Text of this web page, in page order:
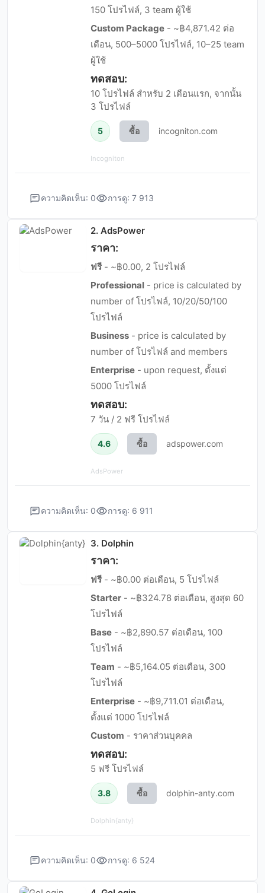
150 โปรไฟล์, 3 team ผู้ใช้
Custom Package - ~฿4,871.42 ต่อ
เดือน, 500–5000 โปรไฟล์, 10–25 team
ผู้ใช้
ทดสอบ:
10 โปรไฟล์ สำหรับ 2 เดือนแรก, จากนั้น
3 โปรไฟล์
5 ซื้อ incogniton.com
Incogniton
ความคิดเห็น: 0 การดู: 7 913
2. AdsPower
ราคา:
ฟรี- ~฿0.00, 2 โปรไฟล์
Professional - price is calculated by
number of โปรไฟล์, 10/20/50/100
โปรไฟล์
Business - price is calculated by
number of โปรไฟล์ and members
Enterprise - upon request, ตั้งแต่
5000 โปรไฟล์
ทดสอบ:
7 วัน / 2 ฟรี โปรไฟล์
4.6 ซื้อ adspower.com
AdsPower
ความคิดเห็น: 0 การดู: 6 911
3. Dolphin
ราคา:
ฟรี- ~฿0.00 ต่อเดือน, 5 โปรไฟล์
Starter - ~฿324.78 ต่อเดือน, สูงสุด 60
โปรไฟล์
Base - ~฿2,890.57 ต่อเดือน, 100
โปรไฟล์
Team - ~฿5,164.05 ต่อเดือน, 300
โปรไฟล์
Enterprise - ~฿9,711.01 ต่อเดือน,
ตั้งแต่ 1000 โปรไฟล์
Custom - ราคาส่วนบุคคล
ทดสอบ:
5 ฟรี โปรไฟล์
3.8 ซื้อ dolphin-anty.com
Dolphin{anty}
ความคิดเห็น: 0 การดู: 6 524